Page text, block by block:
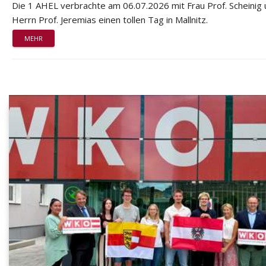
Die 1 AHEL verbrachte am 06.07.2026 mit Frau Prof. Scheinig
Herrn Prof. Jeremias einen tollen Tag in Mallnitz.
MEHR